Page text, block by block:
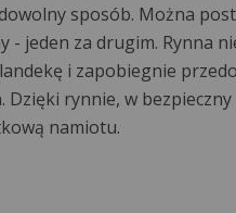
sposób. Można
- jeden za drugim. Rynna
i zapobiegnie
Dzięki rynnie, w
namiotu.